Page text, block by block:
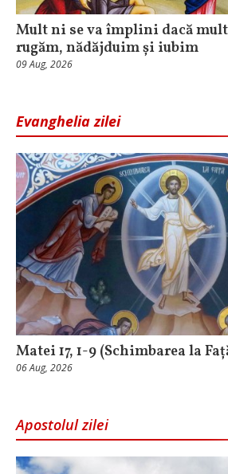
Mult ni se va împlini dacă
rugăm, nădăjduim și iubim
09 Aug, 2026
Evanghelia zilei
Matei 17, 1-9 (Schimbarea la
06 Aug, 2026
Apostolul zilei